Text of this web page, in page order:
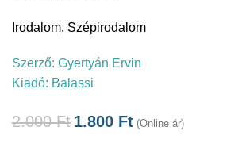
Irodalom, Szépirodalom
Szerző: Gyertyán Ervin
Kiadó: Balassi
2.000Ft 1.800 Ft (Online ár)